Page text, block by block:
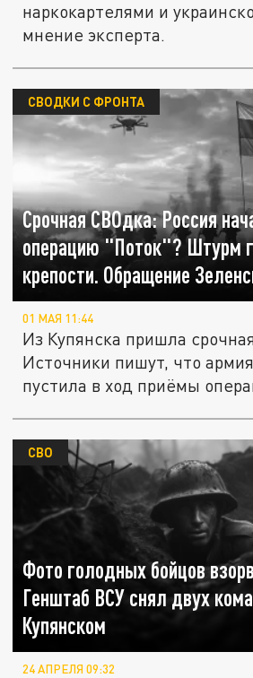
наркокартелями и
мнение эксперта.
Срочная СВОдка: Россия
операцию "Поток"? Штурм
крепости. Обращение
СВОДКИ С ФРОНТА
01 МАЯ 11:44
Из Купянска пришла
Источники пишут, что
пустила в ход приёмы
Фото голодных бойцов
Генштаб ВСУ снял двух
Купянском
СВО
24 АПРЕЛЯ 09:32